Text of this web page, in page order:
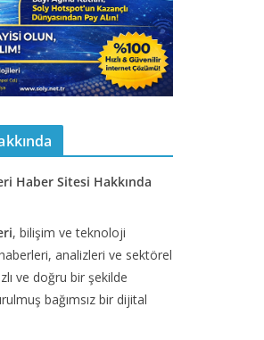
Haber Sitesi Hakkında
, bilişim ve teknoloji
analizleri ve sektörel
ve doğru bir şekilde
bağımsız bir dijital